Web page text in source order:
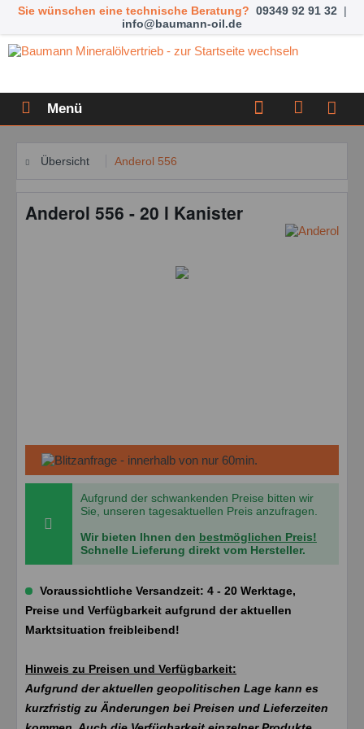
Sie wünschen eine technische Beratung? 09349 92 91 32 |
info@baumann-oil.de
Menü
Übersicht Anderol 556
Anderol 556 - 20 l Kanister
Aufgrund der schwankenden Preise bitten wir
Sie, unseren tagesaktuellen Preis anzufragen.
Wir bieten Ihnen den bestmöglichen Preis!
Schnelle Lieferung direkt vom Hersteller.
Voraussichtliche Versandzeit: 4 - 20 Werktage,
Preise und Verfügbarkeit aufgrund der aktuellen
Marktsituation freibleibend!
Hinweis zu Preisen und Verfügbarkeit:
Aufgrund der aktuellen geopolitischen Lage kann es
kurzfristig zu Änderungen bei Preisen und Lieferzeiten